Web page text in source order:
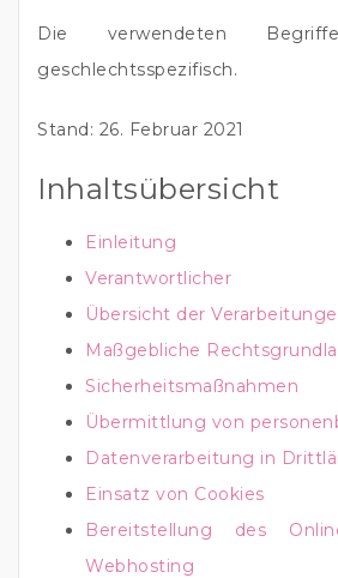
Die verwendeten
geschlechtsspezifisch.
Stand: 26. Februar 2021
Inhaltsübersicht
Einleitung
Verantwortlicher
Übersicht der
Maßgebliche
Sicherheitsmaßnahmen
Übermittlung von
Datenverarbeitung in
Einsatz von Cookies
Bereitstellung des
Webhosting